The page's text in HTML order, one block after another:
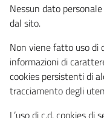
Nessun dato
dal sito.
Non viene fatto uso di
informazioni di
cookies persistenti di
tracciamento degli
L’uso di c.d. cookies